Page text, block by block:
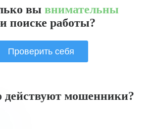
вы внимательны
поиске работы?
Проверить себя
действуют мошенники?